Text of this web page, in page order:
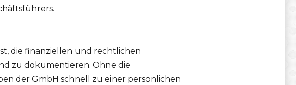
die finanziellen und rechtlichen
zu dokumentieren. Ohne die
der GmbH schnell zu einer persönlichen